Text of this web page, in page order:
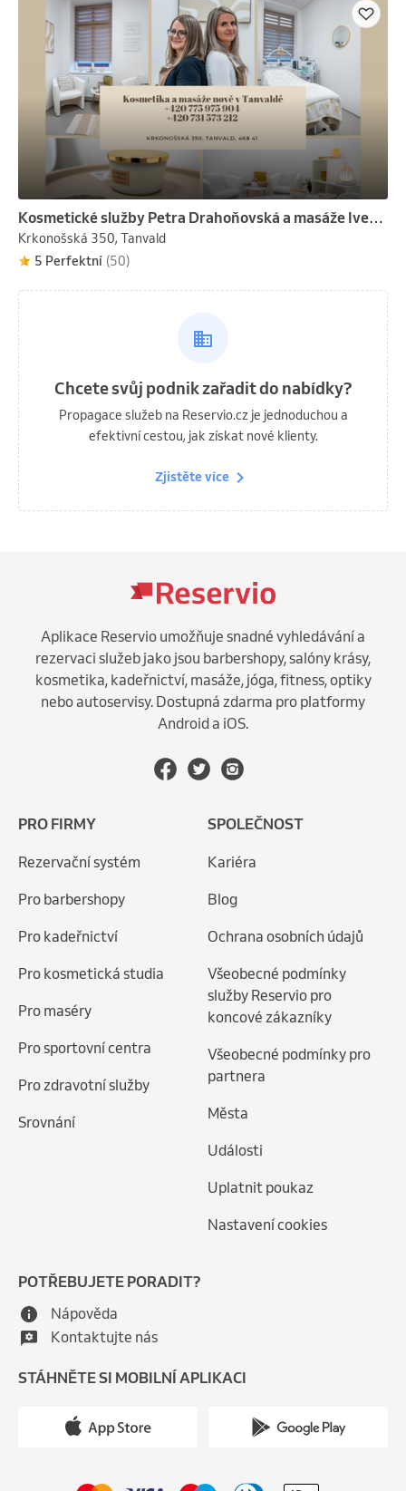
Kosmetické služby Petra Drahoňovská a masáže Iveta Zajíčková
Krkonošská 350, Tanvald
5 Perfektní (50)
Chcete svůj podnik zařadit do nabídky?
Propagace služeb na Reservio.cz je jednoduchou a
efektivní cestou, jak získat nové klienty.
Zjistěte více
Aplikace Reservio umožňuje snadné vyhledávání a
rezervaci služeb jako jsou barbershopy, salóny krásy,
kosmetika, kadeřnictví, masáže, jóga, fitness, optiky
nebo autoservisy. Dostupná zdarma pro platformy
Android a iOS.
PRO FIRMY
Rezervační systém
Pro barbershopy
Pro kadeřnictví
Pro kosmetická studia
Pro maséry
Pro sportovní centra
Pro zdravotní služby
Srovnání
SPOLEČNOST
Kariéra
Blog
Ochrana osobních údajů
Všeobecné podmínky
služby Reservio pro
koncové zákazníky
Všeobecné podmínky pro
partnera
Města
Události
Uplatnit poukaz
Nastavení cookies
POTŘEBUJETE PORADIT?
Nápověda
Kontaktujte nás
STÁHNĚTE SI MOBILNÍ APLIKACI